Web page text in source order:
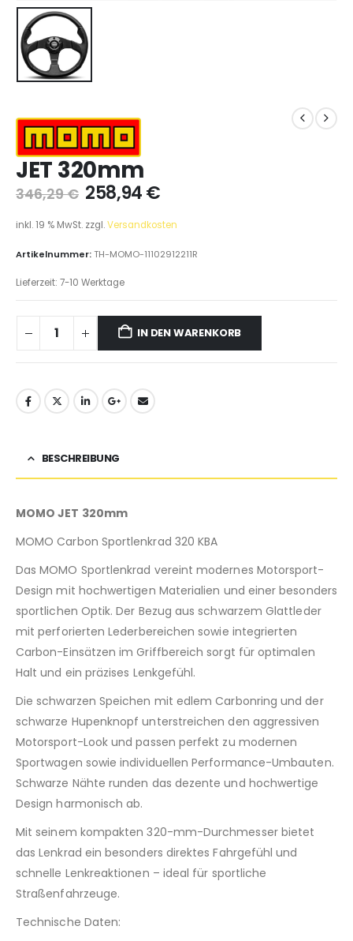
JET 320mm
346,29€ 258,94€
inkl. 19 % MwSt. zzgl.Versandkosten
Artikelnummer:TH-MOMO-11102912211R
Lieferzeit: 7-10 Werktage
IN DEN WARENKORB
BESCHREIBUNG
MOMO JET 320mm
MOMO Carbon Sportlenkrad 320 KBA
Das MOMO Sportlenkrad vereint modernes Motorsport-
Design mit hochwertigen Materialien und einer besonders
sportlichen Optik. Der Bezug aus schwarzem Glattleder
mit perforierten Lederbereichen sowie integrierten
Carbon-Einsätzen im Griffbereich sorgt für optimalen
Halt und ein präzises Lenkgefühl.
Die schwarzen Speichen mit edlem Carbonring und der
schwarze Hupenknopf unterstreichen den aggressiven
Motorsport-Look und passen perfekt zu modernen
Sportwagen sowie individuellen Performance-Umbauten.
Schwarze Nähte runden das dezente und hochwertige
Design harmonisch ab.
Mit seinem kompakten 320-mm-Durchmesser bietet
das Lenkrad ein besonders direktes Fahrgefühl und
schnelle Lenkreaktionen – ideal für sportliche
Straßenfahrzeuge.
Technische Daten: